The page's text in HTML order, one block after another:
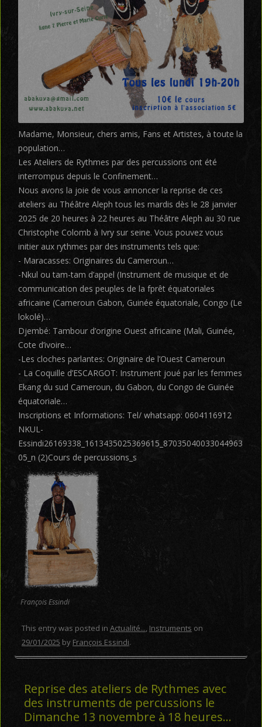
Madame, Monsieur, chers amis, Fans et Artistes, à toute la
population…
Les Ateliers de Rythmes par des percussions ont été
interrompus depuis le Confinement…
Nous avons la joie de vous annoncer la reprise de ces
ateliers au Théâtre Aleph tous les mardis dès le 28 janvier
2025 de 20 heures à 22 heures au Théâtre Aleph au 30 rue
Christophe Colomb à Ivry sur seine. Vous pouvez vous
initier aux rythmes par des instruments tels que:
- Maracasses: Originaires du Cameroun…
-Nkul ou tam-tam d’appel (Instrument de musique et de
communication des peuples de la fprêt équatoriales
africaine (Cameroun Gabon, Guinée équatoriale, Congo (Le
lokolé)…
Djembé: Tambour d’origine Ouest africaine (Mali, Guinée,
Cote d’ivoire…
-Les cloches parlantes: Originaire de l’Ouest Cameroun
- La Coquille d’ESCARGOT: Instrument joué par les femmes
Ekang du sud Cameroun, du Gabon, du Congo de Guinée
équatoriale…
Inscriptions et Informations: Tel/ whatsapp: 0604116912
NKUL-
Essindi26169338_1613435025369615_87035040033044963
05_n (2)Cours de percussions_s
François Essindi
This entry was posted in Actualité..., Instruments on
29/01/2025 by François Essindi.
Reprise des ateliers de Rythmes avec
des instruments de percussions le
Dimanche 13 novembre à 18 heures…